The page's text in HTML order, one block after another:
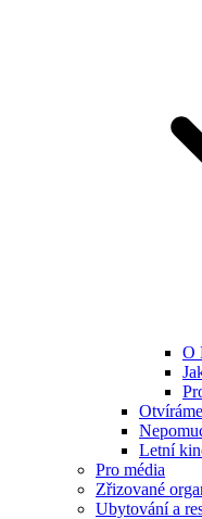
O
Letní
Pro média
Zřizované
Ubytování a